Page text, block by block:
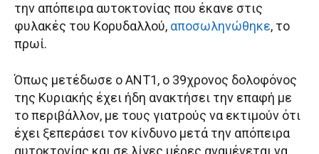
την απόπειρα αυτοκτονίας που έκανε στις
φυλακές του Κορυδαλλού, αποσωληνώθηκε, το
πρωί.
Όπως μετέδωσε ο ΑΝΤ1, ο 39χρονος δολοφόνος
της Κυριακής έχει ήδη ανακτήσει την επαφή με
το περιβάλλον, με τους γιατρούς να εκτιμούν ότι
έχει ξεπεράσει τον κίνδυνο μετά την απόπειρα